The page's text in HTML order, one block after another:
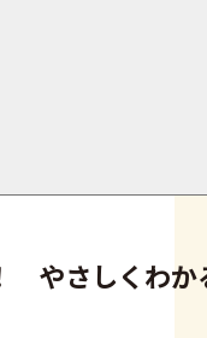
やさしくわか